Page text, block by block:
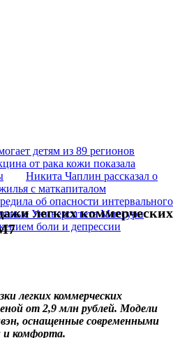
детям из 89 регионов
от рака кожи показала
Никита Чаплин рассказал о
с маткапиталом
об опасности интервального
Университета Миссури
боли и депрессии
легких коммерческих
легких коммерческих
от 2,9 млн рублей. Модели
оснащенные современными
и комфорта.